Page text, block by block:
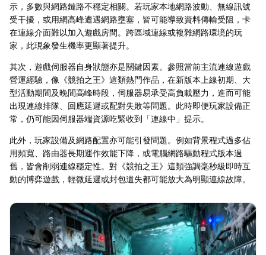
示，多數與網路鏈路不穩定相關。若玩家本地網路波動、無線訊號
受干擾，或用網高峰遭遇網路壅塞，皆可能導致資料傳輸受阻，卡
在連線介面難以加入遊戲房間。跨區域連線或複雜網路環境的玩
家，此現象發生機率更顯著提升。
其次，遊戲伺服器自身狀態亦是關鍵因素。參照當前主流連線遊戲
營運經驗，像《競拍之王》這類熱門作品，在新版本上線初期、大
型活動期間及晚間高峰時段，伺服器易承受高負載壓力，進而可能
出現連線排隊、回應延遲或配對失敗等問題。此時即便玩家設備正
常，仍可能因伺服器端資源吃緊收到「連線中」提示。
此外，玩家設備及網路配置亦可能引發問題。例如背景程式過多佔
用頻寬、路由器長期運作效能下降，或電腦網路驅動程式版本過
舊，皆會削弱連線穩定性。對《競拍之王》這類強調毫秒級即時互
動的博弈遊戲，輕微延遲或封包遺失都可能放大為明顯連線故障。